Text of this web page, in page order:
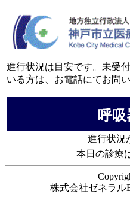
進行状況は目安です。未受
いる方は、お電話にてお問
呼
進行状況
本日の診療
株式会社ゼネラル